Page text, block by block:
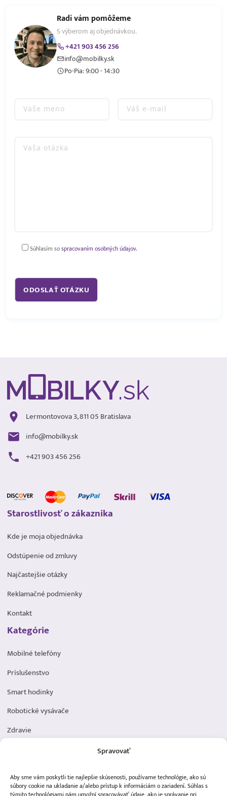
Spravovať
Aby sme vám poskytli tie najlepšie skúsenosti, používame technológie, ako sú
súbory cookie na ukladanie a/alebo prístup k informáciám o zariadení. Súhlas s
Radi vám pomôžeme
S výberom aj objednávkou.
+421 903 456 256
info@mobilky.sk
Po-Pia: 9:00 - 14:30
Súhlasím sospracovaním osobných údajov.
Lermontovova 3, 811 05 Bratislava
info@mobilky.sk
+421 903 456 256
Starostlivosť o zákaznika
Kde je moja objednávka
Odstúpenie od zmluvy
Najčastejšie otázky
Reklamačné podmienky
Kontakt
Kategórie
Mobilné telefóny
Príslušenstvo
Smart hodinky
Robotické vysávače
Zdravie
Dôležité odkazy